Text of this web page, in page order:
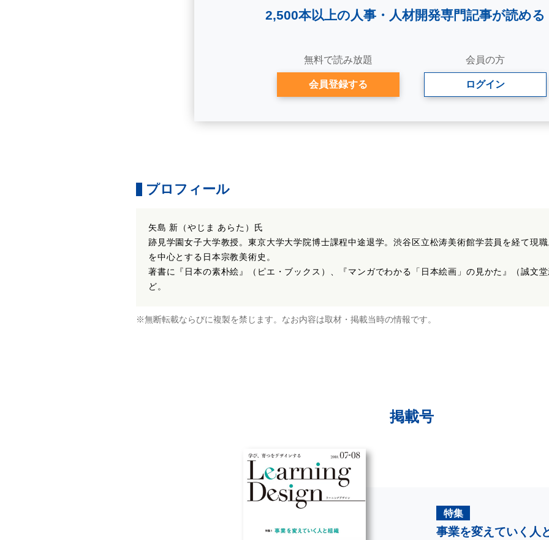
2,500本以上の人事・ 人材開発専門記事が読める
無料で読み放題
会員登録する
会員の方
ログイン
プロフィール
矢島 新（やじま あらた）氏
跡見学園女子大学教授。東京大学大学院博士課程中途退学。渋谷区立松涛美術館学芸員を経て現
を中心とする日本宗教美術史。
著書に『日本の素朴絵』（ピエ・ブックス）、『マンガでわかる「日本絵画」の見かた』（誠文
ど。
※無断転載ならびに複製を禁じます。なお内容は取材・掲載当時の情報です。
掲載号
特集
事業を変えていく人